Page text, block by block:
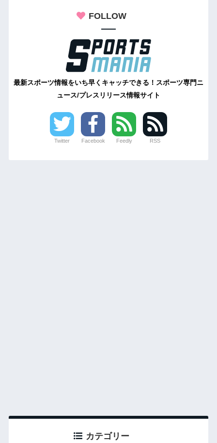
FOLLOW
最新スポーツ情報をいち早くキャッチできる！スポーツ専門ニ
ュース/プレスリリース情報サイト
Twitter Facebook Feedly RSS
カテゴリー